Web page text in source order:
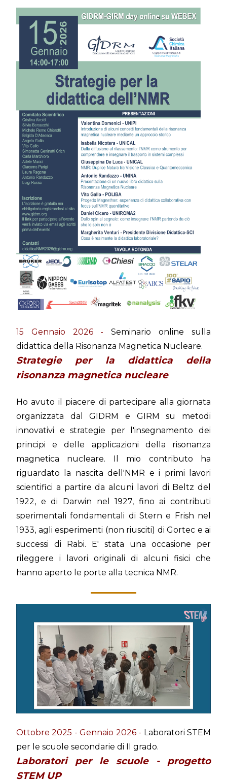
15 Gennaio 2026 - Seminario online sulla
didattica della Risonanza Magnetica Nucleare.
Strategie per la didattica della
risonanza magnetica nucleare
Ho avuto il piacere di partecipare alla giornata
organizzata dal GIDRM e GIRM su metodi
innovativi e strategie per l'insegnamento dei
principi e delle applicazioni della risonanza
magnetica nucleare. Il mio contributo ha
riguardato la nascita dell'NMR e i primi lavori
scientifici a partire da alcuni lavori di Beltz del
1922, e di Darwin nel 1927, fino ai contributi
sperimentali fondamentali di Stern e Frish nel
1933, agli esperimenti (non riusciti) di Gortec e ai
successi di Rabi. E' stata una occasione per
rileggere i lavori originali di alcuni fisici che
hanno aperto le porte alla tecnica NMR.
Ottobre 2025 - Gennaio 2026 - Laboratori STEM
per le scuole secondarie di II grado.
Laboratori per le scuole - progetto
STEM UP